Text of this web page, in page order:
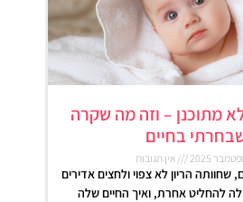
מתוכנן – וזה מה שקרה
בחיים
אין תגובות
שחוותה הריון לא צפוי ולחצים אדירים
להחליט אחרת, ואיך החיים שלה